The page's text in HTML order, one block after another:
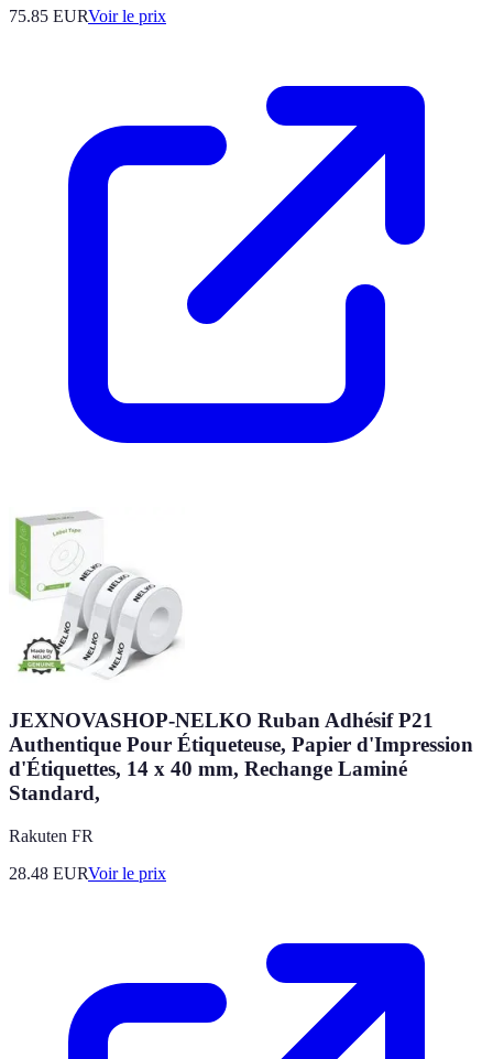
75.85 EURVoir le prix
JEXNOVASHOP-NELKO Ruban Adhésif P21
Authentique Pour Étiqueteuse, Papier d'Impression
d'Étiquettes, 14 x 40 mm, Rechange Laminé
Standard,
Rakuten FR
28.48 EURVoir le prix